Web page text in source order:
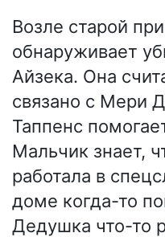
Возле старой
обнаруживает
Айзека. Она
связано с Мери
Таппенс
Мальчик знает,
работала в
доме когда-то
Дедушка что-то